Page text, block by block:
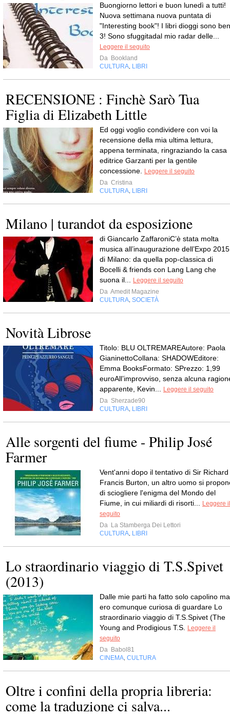
Buongiorno lettori e buon lunedì a tutti!
Nuova settimana nuova puntata di
"Interesting book"! I libri dioggi sono ben
3! Sono sfuggitadal mio radar delle...
Leggere il seguito
Da Bookland
CULTURA LIBRI
RECENSIONE : Finchè Sarò Tua
Figlia di Elizabeth Little
Ed oggi voglio condividere con voi la
recensione della mia ultima lettura,
appena terminata, ringraziando la casa
editrice Garzanti per la gentile
concessione.
Leggere il seguito
Da Cristina
CULTURA LIBRI
Milano | turandot da esposizione
di Giancarlo ZaffaroniC’è stata molta
musica all’inaugurazione dell’Expo 2015
di Milano: da quella pop-classica di
Bocelli & friends con Lang Lang che
suona il...
Leggere il seguito
Da Amedit Magazine
CULTURA SOCIETÀ
Novità Librose
Titolo: BLU OLTREMAREAutore: Paola
GianinettoCollana: SHADOWEditore:
Emma BooksFormato: SPrezzo: 1,99
euroAll’improvviso, senza alcuna
apparente, Kevin...
Leggere il seguito
Da Sherzade90
CULTURA LIBRI
Alle sorgenti del fiume - Philip José
Farmer
Vent'anni dopo il tentativo di Sir Richard
Francis Burton, un altro uomo si
di sciogliere l'enigma del Mondo del
Fiume, in cui miliardi di risorti...
Leggere il
seguito
Da La Stamberga Dei Lettori
CULTURA LIBRI
Lo straordinario viaggio di T.S.Spivet
(2013)
Dalle mie parti ha fatto solo capolino ma
ero comunque curiosa di guardare Lo
straordinario viaggio di T.S.Spivet (The
Young and Prodigious T.S.
Leggere il
seguito
Da Babol81
CINEMA CULTURA
Oltre i confini della propria libreria:
come la traduzione ci salva...